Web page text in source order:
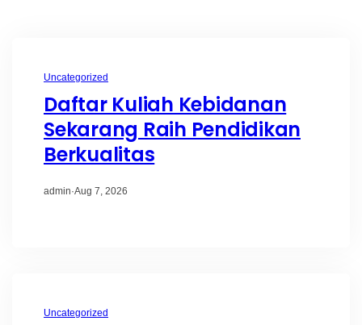
Uncategorized
Daftar Kuliah Kebidanan
Sekarang Raih Pendidikan
Berkualitas
admin·Aug 7, 2026
Uncategorized